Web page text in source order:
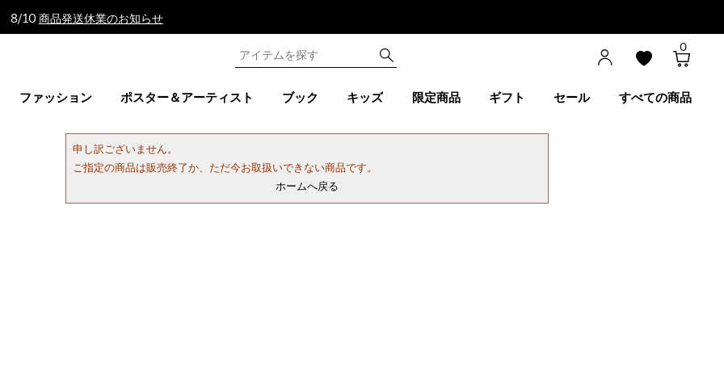
8/10 商品発送休業のお知らせ
0
ファッション ポスター＆アーティスト ブック キッズ 限定商品 ギフト セール すべての商品
申し訳ございません。
ご指定の商品は販売終了か、ただ今お取扱いできない商品です。
ホームへ戻る